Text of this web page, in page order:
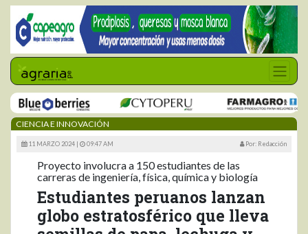
CIENCIA E INNOVACIÓN
11 MARZO 2024 | 09:47 AM Por: Redacción
Proyecto involucra a 150 estudiantes de las
carreras de ingeniería, física, química y biología
Estudiantes peruanos lanzan
globo estratosférico que lleva